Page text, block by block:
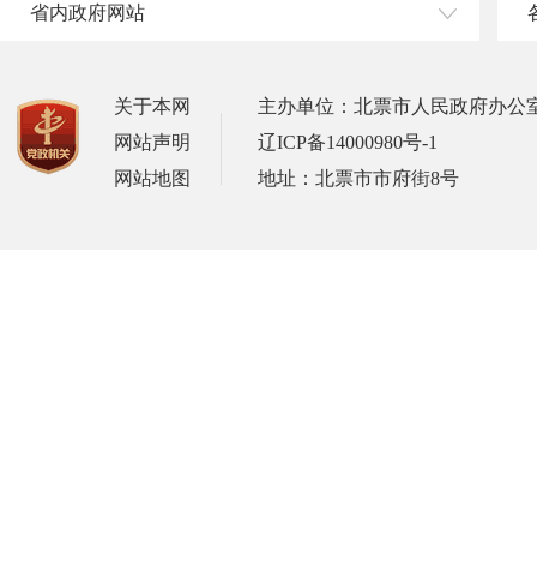
省内政府网站
关于本网
网站声明
网站地图
主办单位：北票市人民政府办公
辽ICP备14000980号-1
地址：北票市市府街8号